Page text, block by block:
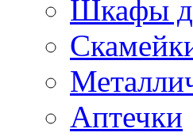
Шкафы
Аптечки